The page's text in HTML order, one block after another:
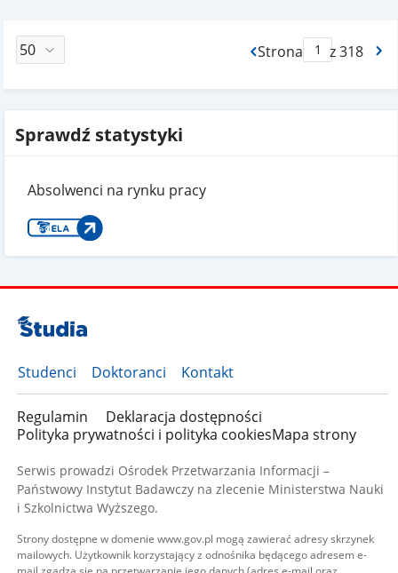
Strona
Max Stronaz 318
Sprawdź statystyki
Absolwenci na rynku pracy
Studenci Doktoranci Kontakt
Regulamin
Deklaracja dostępności
Polityka prywatności i polityka cookiesMapa strony
Serwis prowadzi Ośrodek Przetwarzania Informacji –
Państwowy Instytut Badawczy na zlecenie Ministerstwa Nauki
i Szkolnictwa Wyższego.
Strony dostępne w domenie www.gov.pl mogą zawierać adresy skrzynek
mailowych. Użytkownik korzystający z odnośnika będącego adresem e-